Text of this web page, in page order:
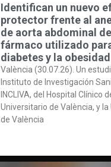
Identifican un nuevo
protector frente al
de aorta abdominal
fármaco utilizado
diabetes y la obesidad
València (30.07.26). Un
Instituto de Investigación
INCLIVA, del Hospital Clínico
Universitario de València, y
de València